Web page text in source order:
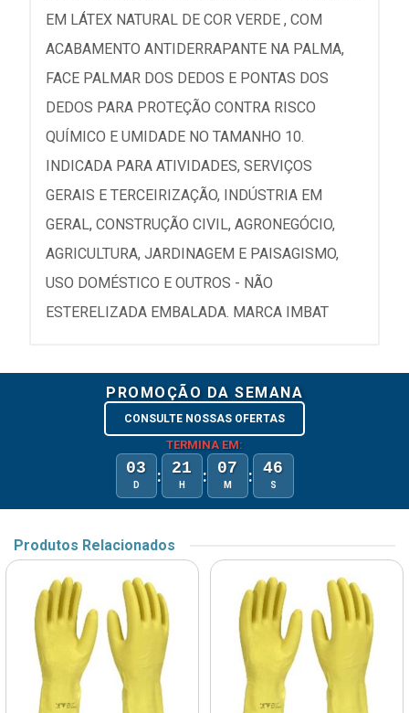
EM LÁTEX NATURAL DE COR VERDE , COM
ACABAMENTO ANTIDERRAPANTE NA PALMA,
FACE PALMAR DOS DEDOS E PONTAS DOS
DEDOS PARA PROTEÇÃO CONTRA RISCO
QUÍMICO E UMIDADE NO TAMANHO 10.
INDICADA PARA ATIVIDADES, SERVIÇOS
GERAIS E TERCEIRIZAÇÃO, INDÚSTRIA EM
GERAL, CONSTRUÇÃO CIVIL, AGRONEGÓCIO,
AGRICULTURA, JARDINAGEM E PAISAGISMO,
USO DOMÉSTICO E OUTROS - NÃO
ESTERELIZADA EMBALADA. MARCA IMBAT
PROMOÇÃO DA SEMANA
CONSULTE NOSSAS OFERTAS
TERMINA EM:
03
D : 21
H : 07
M : 46
S
Produtos Relacionados